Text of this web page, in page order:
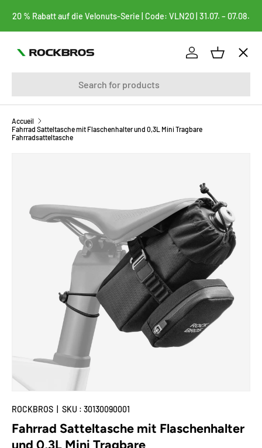
ALLER AU CONTENU
20 % Rabatt auf die Velonuts-Serie | Code: VLN20 | 31.07. – 07.08.
Se connecter
Panier
Menu
FAHRRADTASCHEN
FAHRRADTEILE
FAHRRADZUBEHÖR
🌟Deal-Zone
Accueil
Fahrrad Satteltasche mit Flaschenhalter und 0,3L Mini Tragbare
Fahrradsatteltasche
ROCKBROS SKU : 30130090001
Fahrrad Satteltasche mit Flaschenhalter
und 0,3L Mini Tragbare